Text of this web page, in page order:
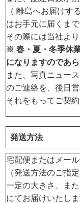
（ 離島へお届けす
はお手元に届くま
その際には当社よ
※ 春・夏・冬季休
になりますのであ
また、写真ニュー
のご連絡を、後日
それをもってご契
発送方法
宅配便またはメー
（発送方法のご指
一定の大きさ、ま
にてお届けいたし